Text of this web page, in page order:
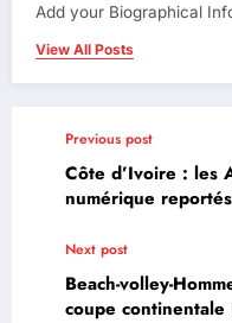
Add your Biographical
View All Posts
Previous post
Côte d’Ivoire : les
numérique
Next post
Beach-volley-
coupe